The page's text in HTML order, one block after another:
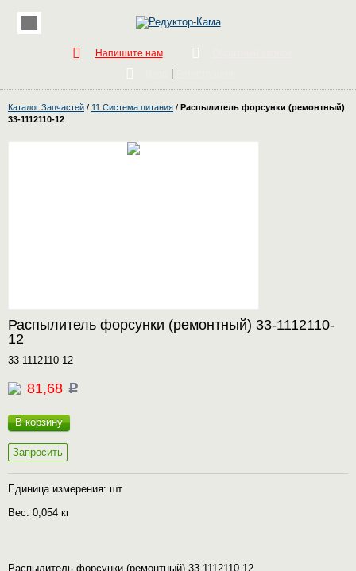
Напишите нам
Каталог Запчастей / 11 Система питания / Распылитель форсунки (ремонтный)
33-1112110-12
Распылитель форсунки (ремонтный) 33-1112110-
12
33-1112110-12
81,68 c
В корзину
Запросить
Единица измерения: шт
Вес: 0,054 кг
Распылитель форсунки (ремонтный) 33-1112110-12